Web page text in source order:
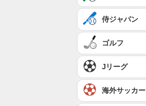
侍ジャパン
ゴルフ
Jリーグ
海外サッカー